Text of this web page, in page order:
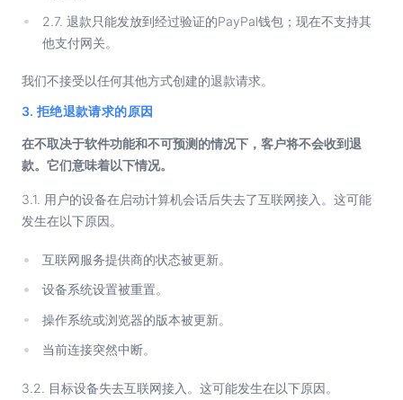
2.7. 退款只能发放到经过验证的PayPal钱包；现在不支持其
他支付网关。
我们不接受以任何其他方式创建的退款请求。
3. 拒绝退款请求的原因
在不取决于软件功能和不可预测的情况下，客户将不会收到退
款。它们意味着以下情况。
3.1. 用户的设备在启动计算机会话后失去了互联网接入。这可能
发生在以下原因。
互联网服务提供商的状态被更新。
设备系统设置被重置。
操作系统或浏览器的版本被更新。
当前连接突然中断。
3.2. 目标设备失去互联网接入。这可能发生在以下原因。